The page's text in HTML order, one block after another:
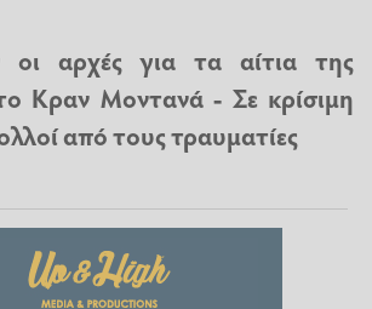
οι αρχές για τα αίτια της
Κραν Μοντανά - Σε κρίσιμη
από τους τραυματίες